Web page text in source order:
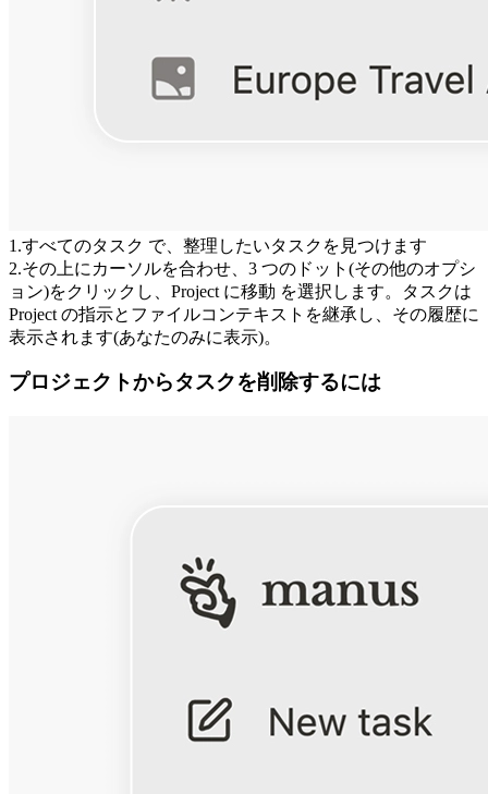
1 .すべてのタスク で、整理したいタスクを見つけます
2.その上にカーソルを合わせ、3 つのドット(その他のオプシ
ョン)をクリックし、 Project に移動 を選択します。タスクは
Project の指示とファイルコンテキストを継承し、その履歴に
表示されます(あなたのみに表示)。
プロジェクトからタスクを削除するには